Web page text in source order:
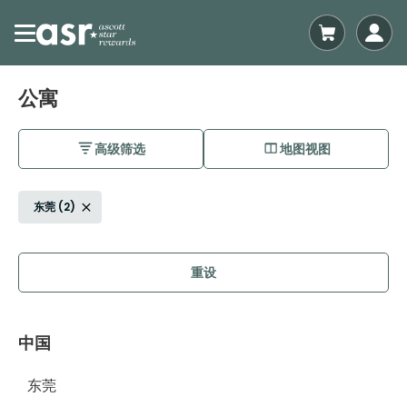
公寓
高级筛选 地图视图
东莞 (2)
重设
中国
东莞